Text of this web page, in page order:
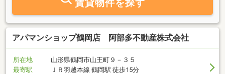
賃貸物件を探す
アパマンショップ鶴岡店 阿部多不動産株式会社
所在地
山形県鶴岡市山王町９－３５
最寄駅
ＪＲ羽越本線 鶴岡駅 徒歩15分